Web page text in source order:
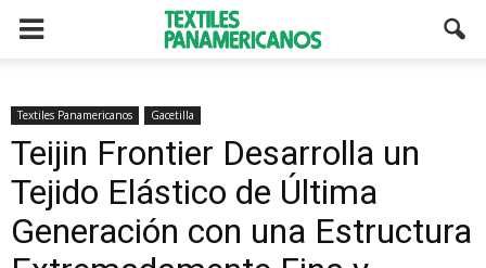
Textiles Panamericanos Gacetilla
Teijin Frontier Desarrolla un
Tejido Elástico de Última
Generación con una Estructura